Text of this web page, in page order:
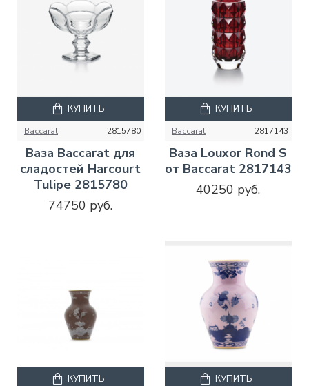
Baccarat 2815780
Ваза Baccarat для
сладостей Harcourt
Tulipe 2815780
74750 руб.
КУПИТЬ
Baccarat 2817143
Ваза Louxor Rond S
от Baccarat 2817143
40250 руб.
КУПИТЬ
КУПИТЬ КУПИТЬ